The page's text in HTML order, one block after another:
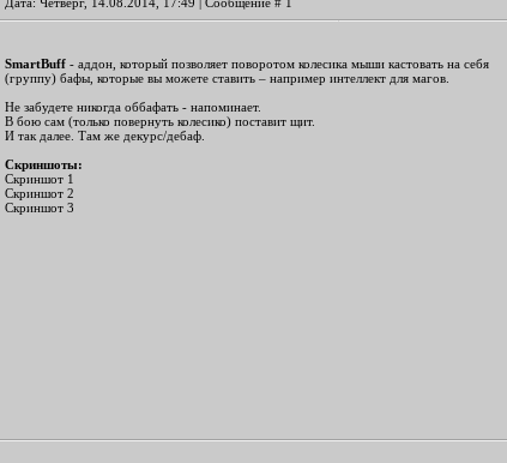
SmartBuff - аддон, который позволяет поворотом колесика мыши кастовать на себя
(группу) бафы, которые вы можете ставить – например интеллект для магов.
Не забудете никогда оббафать - напоминает.
В бою сам (только повернуть колесико) поставит щит.
И так далее. Там же декурс/дебаф.
Скриншоты:
Скриншот 1
Скриншот 2
Скриншот 3